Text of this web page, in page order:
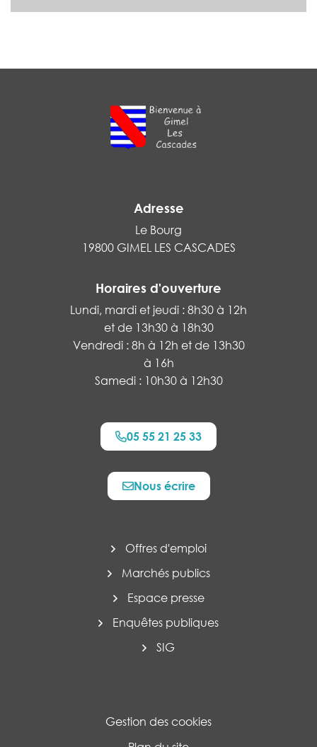
Adresse
Le Bourg
19800 GIMEL LES CASCADES
Horaires d'ouverture
Lundi, mardi et jeudi : 8h30 à 12h
et de 13h30 à 18h30
Vendredi : 8h à 12h et de 13h30
à 16h
Samedi : 10h30 à 12h30
05 55 21 25 33
Nous écrire
Offres d'emploi
Marchés publics
Espace presse
Enquêtes publiques
SIG
Gestion des cookies